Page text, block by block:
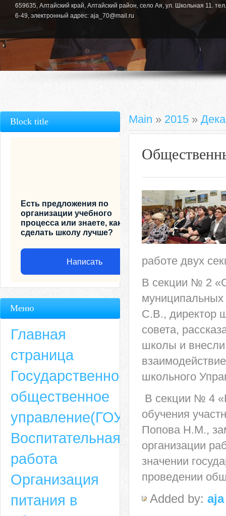
659635, Алтайский край, Алтайский район, село Ая, ул. Школьная 11.
6-49, электронный адрес: aja_70@mail.ru
Адрес
659635, Алтайский край, Алтайский район, село Ая, ул. Школьная 11.
6-49, электронный адрес: aja_70@mail.ru
Main » 2015 »
работе двух
В секции № 2
С.В., директор
совета,
школы и внесли
школьного
В секции № 4
обучения
Попова Н.М.,
организации
значении
проведении
Added by: aja
Block title
Есть предложения по
организации учебного
процесса или знаете, как
сделать школу лучше?
Написать
Меню
Главная
страница
Государственно-
общественное
управление(ГОУ)
Воспитательная
работа
Организация
питания в